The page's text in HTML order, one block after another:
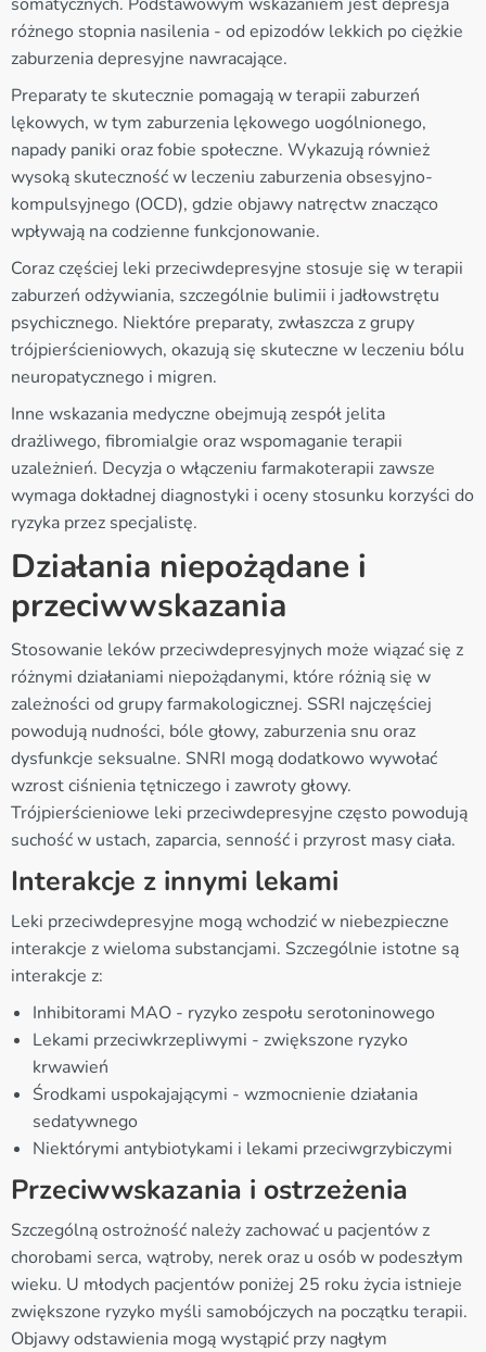
różnego stopnia nasilenia - od epizodów lekkich po ciężkie
zaburzenia depresyjne nawracające.
Preparaty te skutecznie pomagają w terapii zaburzeń
lękowych, w tym zaburzenia lękowego uogólnionego,
napady paniki oraz fobie społeczne. Wykazują również
wysoką skuteczność w leczeniu zaburzenia obsesyjno-
kompulsyjnego (OCD), gdzie objawy natręctw znacząco
wpływają na codzienne funkcjonowanie.
Coraz częściej leki przeciwdepresyjne stosuje się w terapii
zaburzeń odżywiania, szczególnie bulimii i jadłowstrętu
psychicznego. Niektóre preparaty, zwłaszcza z grupy
trójpierścieniowych, okazują się skuteczne w leczeniu bólu
neuropatycznego i migren.
Inne wskazania medyczne obejmują zespół jelita
drażliwego, fibromialgie oraz wspomaganie terapii
uzależnień. Decyzja o włączeniu farmakoterapii zawsze
wymaga dokładnej diagnostyki i oceny stosunku korzyści do
ryzyka przez specjalistę.
Działania niepożądane i
przeciwwskazania
Stosowanie leków przeciwdepresyjnych może wiązać się z
różnymi działaniami niepożądanymi, które różnią się w
zależności od grupy farmakologicznej. SSRI najczęściej
powodują nudności, bóle głowy, zaburzenia snu oraz
dysfunkcje seksualne. SNRI mogą dodatkowo wywołać
wzrost ciśnienia tętniczego i zawroty głowy.
Trójpierścieniowe leki przeciwdepresyjne często powodują
suchość w ustach, zaparcia, senność i przyrost masy ciała.
Interakcje z innymi lekami
Leki przeciwdepresyjne mogą wchodzić w niebezpieczne
interakcje z wieloma substancjami. Szczególnie istotne są
interakcje z:
Inhibitorami MAO - ryzyko zespołu serotoninowego
Lekami przeciwkrzepliwymi - zwiększone ryzyko
krwawień
Środkami uspokajającymi - wzmocnienie działania
sedatywnego
Niektórymi antybiotykami i lekami przeciwgrzybiczymi
Przeciwwskazania i ostrzeżenia
Szczególną ostrożność należy zachować u pacjentów z
chorobami serca, wątroby, nerek oraz u osób w podeszłym
wieku. U młodych pacjentów poniżej 25 roku życia istnieje
zwiększone ryzyko myśli samobójczych na początku terapii.
Objawy odstawienia mogą wystąpić przy nagłym